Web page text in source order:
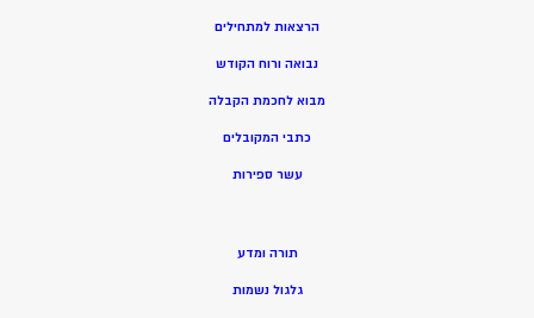
הרצאות למתחילים
נבואה ורוח הקודש
מבוא לחכמת הקבלה
כתבי המקובלים
עשר ספירות
תורה ומדע
גלגול נשמות